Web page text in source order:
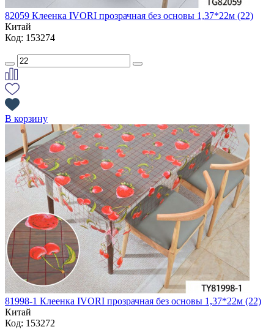
82059 Клеенка IVORI прозрачная без основы 1,37*22м (22)
Китай
Код: 153274
В корзину
81998-1 Клеенка IVORI прозрачная без основы 1,37*22м (22)
Китай
Код: 153272